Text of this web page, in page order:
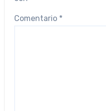
Comentario *